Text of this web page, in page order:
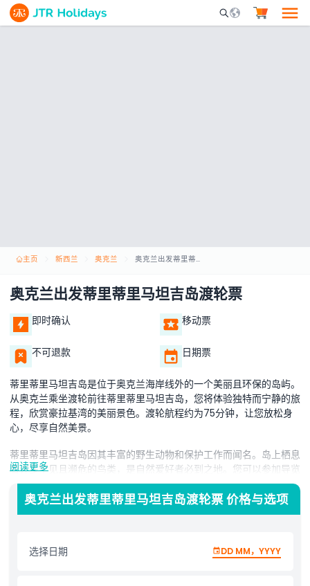
Mobile Search
主页 新西兰 奥克兰 奥克兰出发蒂里蒂里马坦吉岛渡轮票
奥克兰出发蒂里蒂里马坦吉岛渡轮票
即时确认 移动票
不可退款 日期票
蒂里蒂里马坦吉岛是位于奥克兰海岸线外的一个美丽且环保的岛屿。
从奥克兰乘坐渡轮前往蒂里蒂里马坦吉岛，您将体验独特而宁静的旅
程，欣赏豪拉基湾的美丽景色。渡轮航程约为75分钟，让您放松身
心，尽享自然美景。
蒂里蒂里马坦吉岛因其丰富的野生动物和保护工作而闻名。岛上栖息
着许多罕见且濒危的鸟类，是自然爱好者必到之地。您可以参加导览
徒步，穿越郁郁葱葱的森林和风景秀丽的小径。
物，蒂里蒂里马坦吉岛都能为每位游客提供特别体验。
阅读更多
奥克兰出发蒂里蒂里马坦吉岛渡轮票 价格与选项
选择日期 DD MM，YYYY